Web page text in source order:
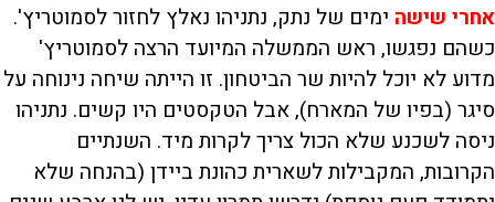
אחרי שישה ימים של נתק, נתניהו נאלץ לחזור לסמוטריץ'.
כשהם נפגשו, ראש הממשלה המיועד הרצה לסמוטריץ'
מדוע לא יוכל להיות שר הביטחון. זו הייתה שיחה נינוחה על
סיגר (בפיו של המארח), אבל הטקסטים היו קשים. נתניהו
ניסה לשכנע שלא הכול צריך לקרות מיד. השנתיים
הקרובות, המקבילות לשארית כהונת ביידן (בהנחה שלא